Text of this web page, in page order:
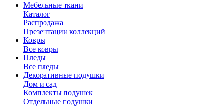
Мебельные ткани
Каталог
Распродажа
Презентации коллекций
Ковры
Все ковры
Пледы
Все пледы
Декоративные подушки
Дом и сад
Комплекты подушек
Отдельные подушки